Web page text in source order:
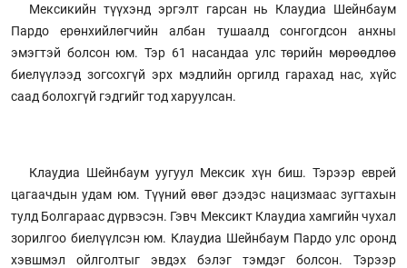
Мексикийн түүхэнд эргэлт гарсан нь Клаудиа Шейнбаум
Пардо ерөнхийлөгчийн албан тушаалд сонгогдсон анхны
эмэгтэй болсон юм. Тэр 61 насандаа улс төрийн мөрөөдлөө
биелүүлээд зогсохгүй эрх мэдлийн оргилд гарахад нас, хүйс
саад болохгүй гэдгийг тод харуулсан.
Клаудиа Шейнбаум уугуул Мексик хүн биш. Тэрээр еврей
цагаачдын удам юм. Түүний өвөг дээдэс нацизмаас зугтахын
тулд Болгараас дүрвэсэн. Гэвч Мексикт Клаудиа хамгийн чухал
зорилгоо биелүүлсэн юм. Клаудиа Шейнбаум Пардо улс оронд
хэвшмэл ойлголтыг эвдэх бэлэг тэмдэг болсон. Тэрээр